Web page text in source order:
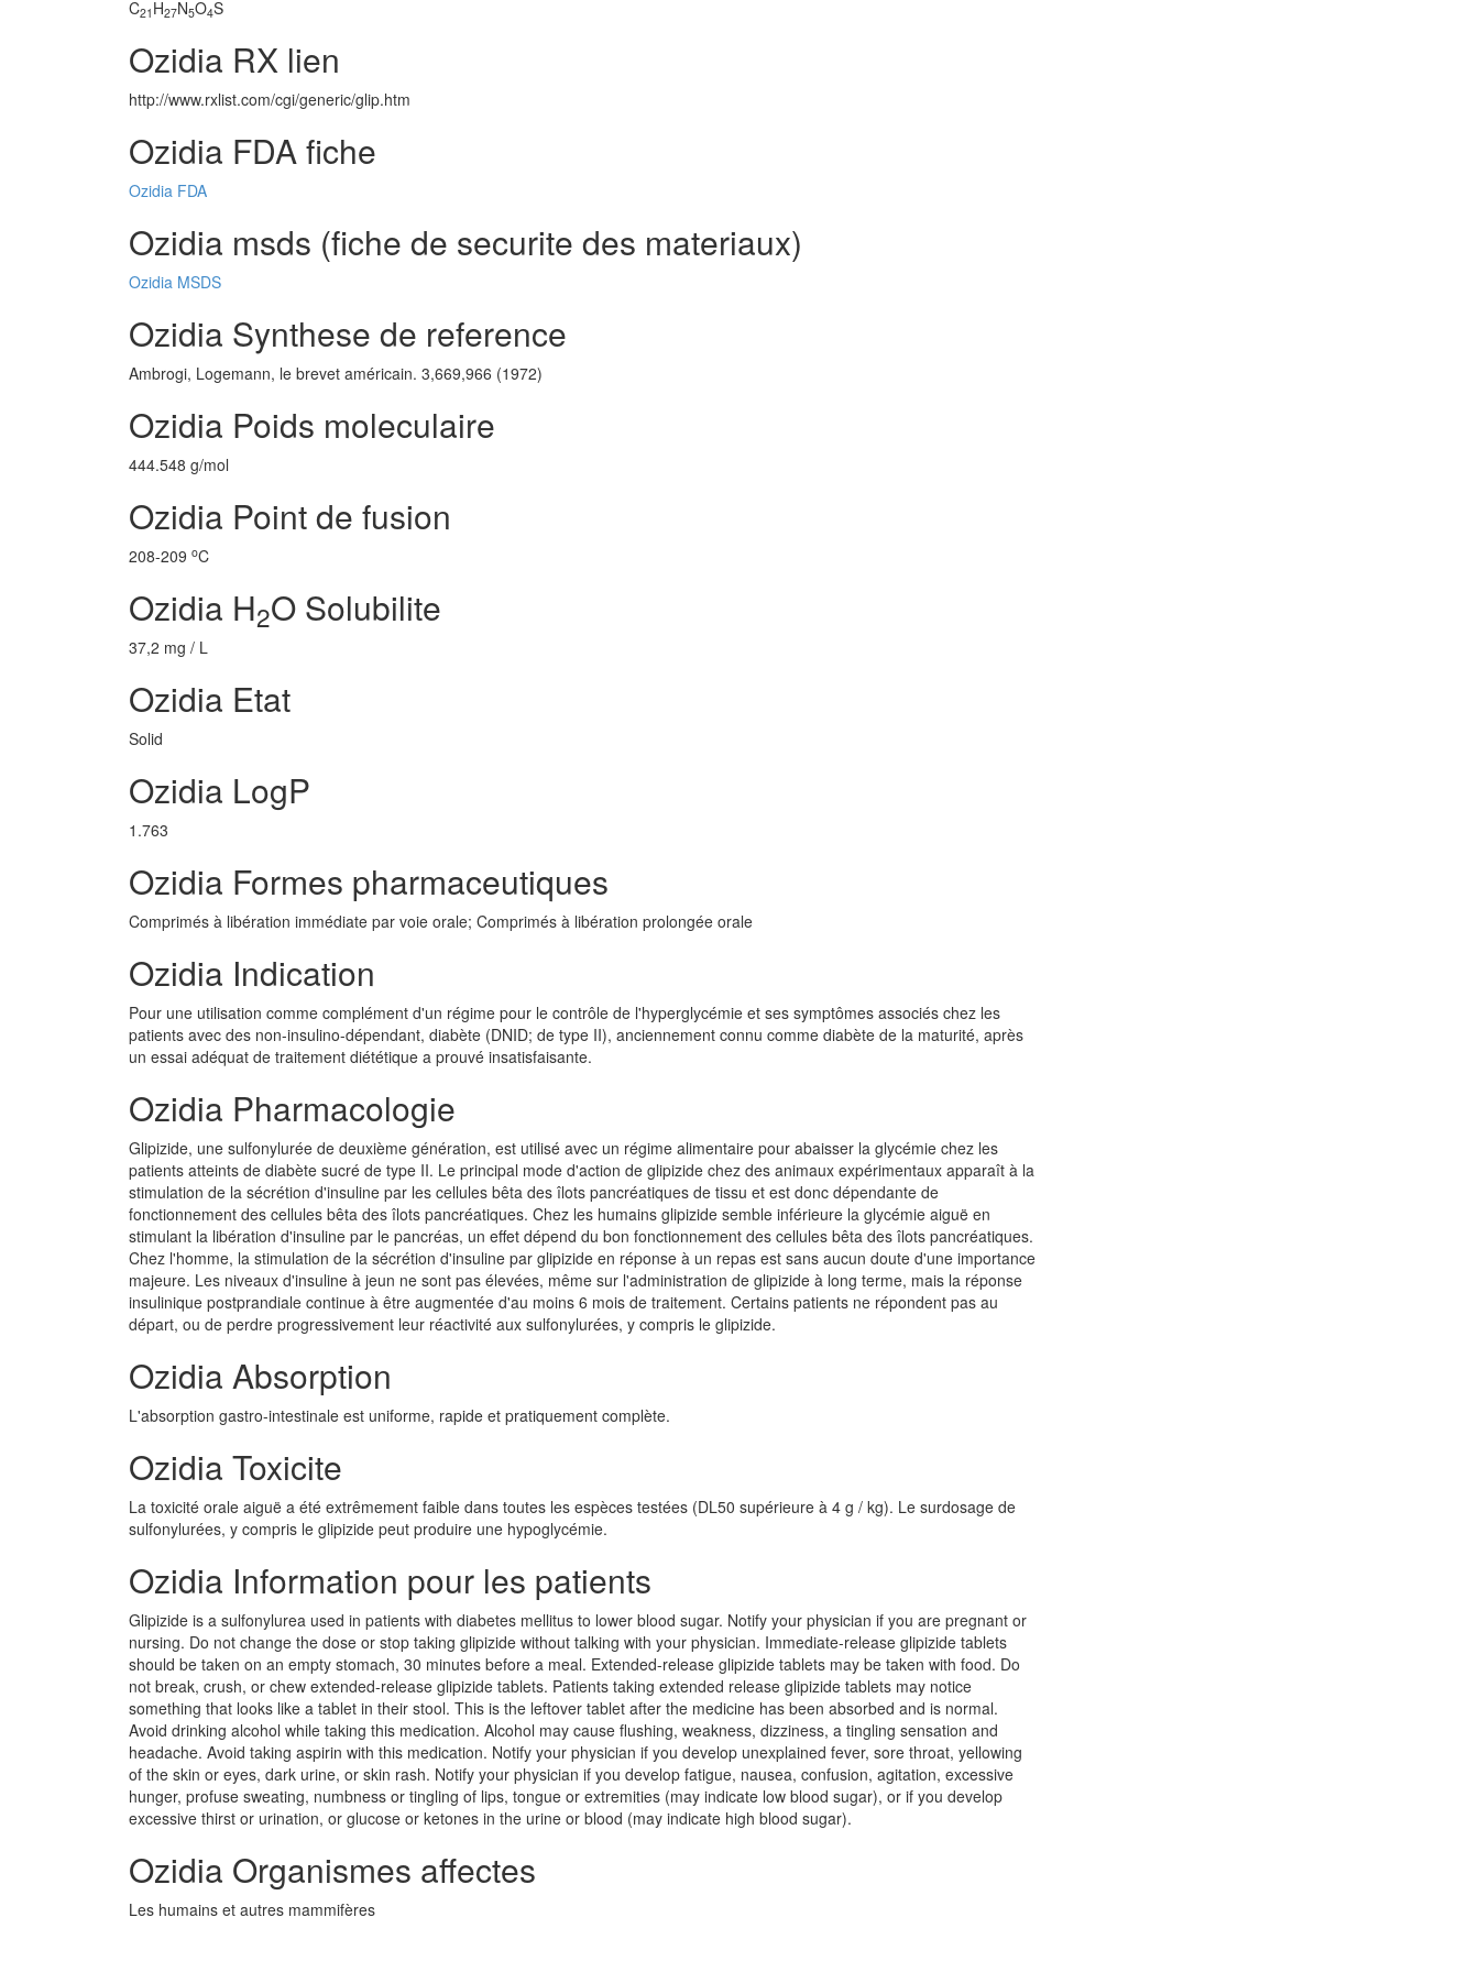
C21 H27N5O4S
Ozidia RX lien
http://www.rxlist.com/cgi/generic/glip.htm
Ozidia FDA fiche
Ozidia FDA
Ozidia msds (fiche de securite des materiaux)
Ozidia MSDS
Ozidia Synthese de reference
Ambrogi, Logemann, le brevet américain. 3,669,966 (1972)
Ozidia Poids moleculaire
444.548 g/mol
Ozidia Point de fusion
208-209 oC
Ozidia H2O Solubilite
37,2 mg / L
Ozidia Etat
Solid
Ozidia LogP
1.763
Ozidia Formes pharmaceutiques
Comprimés à libération immédiate par voie orale; Comprimés à libération prolongée orale
Ozidia Indication
Pour une utilisation comme complément d'un régime pour le contrôle de l'hyperglycémie et ses symptômes associés chez les
patients avec des non-insulino-dépendant, diabète (DNID; de type II), anciennement connu comme diabète de la maturité, après
un essai adéquat de traitement diététique a prouvé insatisfaisante.
Ozidia Pharmacologie
Glipizide, une sulfonylurée de deuxième génération, est utilisé avec un régime alimentaire pour abaisser la glycémie chez les
patients atteints de diabète sucré de type II. Le principal mode d'action de glipizide chez des animaux expérimentaux apparaît à la
stimulation de la sécrétion d'insuline par les cellules bêta des îlots pancréatiques de tissu et est donc dépendante de
fonctionnement des cellules bêta des îlots pancréatiques. Chez les humains glipizide semble inférieure la glycémie aiguë en
stimulant la libération d'insuline par le pancréas, un effet dépend du bon fonctionnement des cellules bêta des îlots pancréatiques.
Chez l'homme, la stimulation de la sécrétion d'insuline par glipizide en réponse à un repas est sans aucun doute d'une importance
majeure. Les niveaux d'insuline à jeun ne sont pas élevées, même sur l'administration de glipizide à long terme, mais la réponse
insulinique postprandiale continue à être augmentée d'au moins 6 mois de traitement. Certains patients ne répondent pas au
départ, ou de perdre progressivement leur réactivité aux sulfonylurées, y compris le glipizide.
Ozidia Absorption
L'absorption gastro-intestinale est uniforme, rapide et pratiquement complète.
Ozidia Toxicite
La toxicité orale aiguë a été extrêmement faible dans toutes les espèces testées (DL50 supérieure à 4 g / kg). Le surdosage de
sulfonylurées, y compris le glipizide peut produire une hypoglycémie.
Ozidia Information pour les patients
Glipizide is a sulfonylurea used in patients with diabetes mellitus to lower blood sugar. Notify your physician if you are pregnant or
nursing. Do not change the dose or stop taking glipizide without talking with your physician. Immediate-release glipizide tablets
should be taken on an empty stomach, 30 minutes before a meal. Extended-release glipizide tablets may be taken with food. Do
not break, crush, or chew extended-release glipizide tablets. Patients taking extended release glipizide tablets may notice
something that looks like a tablet in their stool. This is the leftover tablet after the medicine has been absorbed and is normal.
Avoid drinking alcohol while taking this medication. Alcohol may cause flushing, weakness, dizziness, a tingling sensation and
headache. Avoid taking aspirin with this medication. Notify your physician if you develop unexplained fever, sore throat, yellowing
of the skin or eyes, dark urine, or skin rash. Notify your physician if you develop fatigue, nausea, confusion, agitation, excessive
hunger, profuse sweating, numbness or tingling of lips, tongue or extremities (may indicate low blood sugar), or if you develop
excessive thirst or urination, or glucose or ketones in the urine or blood (may indicate high blood sugar).
Ozidia Organismes affectes
Les humains et autres mammifères